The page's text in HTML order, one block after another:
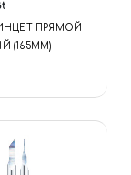
ПРЯМОЙ
(165ММ)